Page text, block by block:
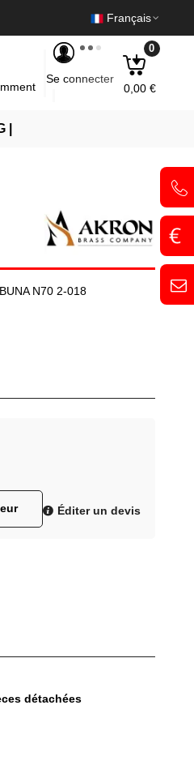
Français
Se connecter
0
0,00 €
|
N70 2-018
Éditer un devis
détachées